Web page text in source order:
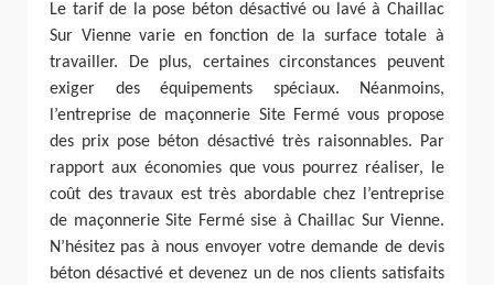
Le tarif de la pose béton désactivé ou lavé à Chaillac
Sur Vienne varie en fonction de la surface totale à
travailler. De plus, certaines circonstances peuvent
exiger des équipements spéciaux. Néanmoins,
l’entreprise de maçonnerie Site Fermé vous propose
des prix pose béton désactivé très raisonnables. Par
rapport aux économies que vous pourrez réaliser, le
coût des travaux est très abordable chez l’entreprise
de maçonnerie Site Fermé sise à Chaillac Sur Vienne.
N’hésitez pas à nous envoyer votre demande de devis
béton désactivé et devenez un de nos clients satisfaits